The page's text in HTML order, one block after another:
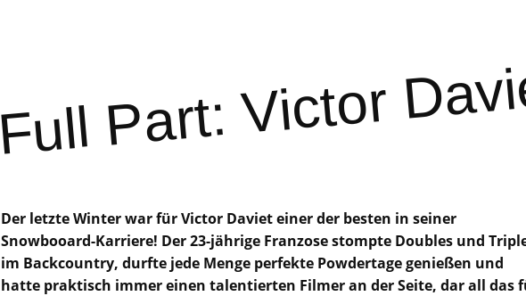
Full Part: Victor
Der letzte Winter war für Victor Daviet einer der besten in seiner
Snowbooard-Karriere! Der 23-jährige Franzose stompte Doubles und
im Backcountry, durfte jede Menge perfekte Powdertage genießen und
hatte praktisch immer einen talentierten Filmer an der Seite, dar all das